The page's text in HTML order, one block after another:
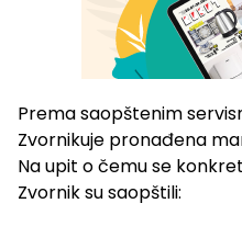
Prema saopštenim
Zvornikuje pronađena
Na upit o čemu se
Zvornik su saopštili: